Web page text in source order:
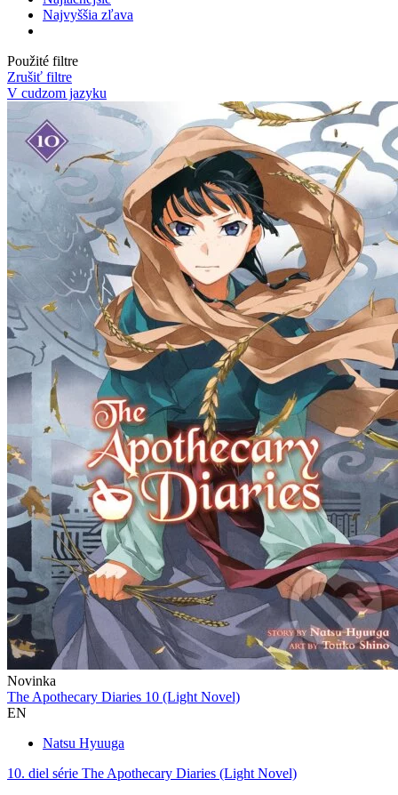
Najvyššia zľava
Použité filtre
Zrušiť filtre
V cudzom jazyku
Novinka
The Apothecary Diaries 10 (Light Novel)
EN
Natsu Hyuuga
10. diel série The Apothecary Diaries (Light Novel)